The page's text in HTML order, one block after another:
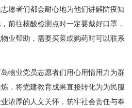
愿者们都会耐心地为他们讲解防疫知
前往核酸检测点时一定要戴好口罩，
业帮助，需要买菜或购药时可以联系
物业党员志愿者们用心用情用力为群
，将党建教育成果直接转化为为民服
浓厚的人文关怀，筑牢社会责任与奉